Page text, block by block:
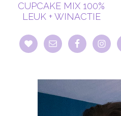
CUPCAKE MIX 100%
LEUK + WINACTIE